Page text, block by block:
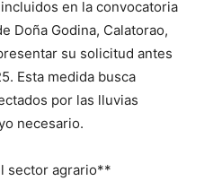
en la convocatoria
Doña Godina, Calatorao,
su solicitud antes
Esta medida busca
por las lluvias
necesario.
sector agrario**